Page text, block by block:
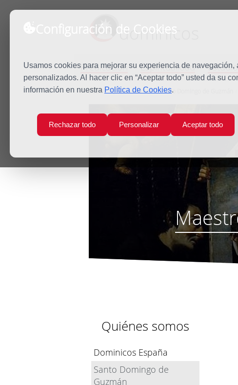
Configuración de Cookies
Usamos cookies para mejorar su experiencia de
personalizados. Al hacer clic en “Aceptar todo” usted da su
información en nuestra Política de Cookies.
Rechazar todo Personalizar Aceptar todo
dominicos
Predicación Espiritualidad Estudio
Inicio Quiénes somos Santo Domingo de Guzmán
Quiénes somos
Dominicos España
Santo Domingo de
Guzmán